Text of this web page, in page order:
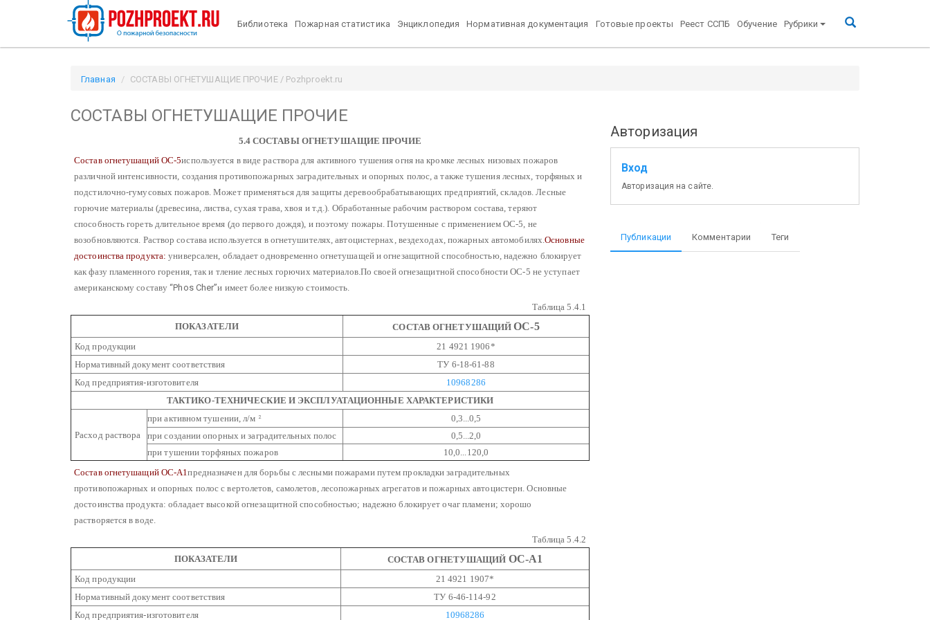
Библиотека Пожарная статистика Энциклопедия Нормативная документация Готовые проекты Реест ССПБ Обучение Рубрики
Главная СОСТАВЫ ОГНЕТУШАЩИЕ ПРОЧИЕ / Pozhproekt.ru
СОСТАВЫ ОГНЕТУШАЩИЕ ПРОЧИЕ
5.4 СОСТАВЫ ОГНЕТУШАЩИЕ ПРОЧИЕ
Состав огнетушащий ОС-5используется в виде раствора для активного тушения огня на кромке лесных низовых пожаров
различной интенсивности, создания противопожарных заградительных и опорных полос, а также тушения лесных, торфяных и
подстилочно-гумусовых пожаров. Может применяться для защиты деревообрабатывающих предприятий, складов. Лесные
горючие материалы (древесина, листва, сухая трава, хвоя и т.д.). Обработанные рабочим раствором состава, теряют
способность гореть длительное время (до первого дождя), и поэтому пожары.Потушенные с применением ОС-5, не
возобновляются. Раствор состава используется в огнетушителях, автоцистернах, вездеходах, пожарных автомобилях.Основные
достоинства продукта: универсален, обладает одновременно огнетушащей и огнезащитной способностью, надежно блокирует
как фазу пламенного горения, так и тление лесных горючих материалов. По своей огнезащитной способности ОС-5 не уступает
американскому составу“Phos Cher”и имеет более низкую стоимость.
Таблица 5.4.1
ПОКАЗАТЕЛИ
СОСТАВ ОГНЕТУШАЩИЙОС-5
Код продукции
21 4921 1906*
Нормативный документ соответствия
ТУ 6-18-61-88
Код предприятия-изготовителя
10968286
ТАКТИКО-ТЕХНИЧЕСКИЕ И ЭКСПЛУАТАЦИОННЫЕ ХАРАКТЕРИСТИКИ
Расход раствора
при активном тушении, л/м 2
0,3...0,5
при создании опорных и заградительных полос
0,5...2,0
при тушении торфяных пожаров
10,0...120,0
Состав огнетушащий ОС-А1предназначен для борьбы с лесными пожарами путем прокладки заградительных
противопожарных и опорных полос с вертолетов, самолетов, лесопожарных агрегатов и пожарных автоцистерн. Основные
достоинства продукта: обладает высокой огнезащитной способностью; надежно блокирует очаг пламени; хорошо
растворяется в воде.
Таблица 5.4.2
ПОКАЗАТЕЛИ
СОСТАВ ОГНЕТУШАЩИЙ ОС-А1
Код продукции
21 4921 1907*
Нормативный документ соответствия
ТУ 6-46-114-92
Код предприятия-изготовителя
10968286
Авторизация
Вход
Авторизация на сайте.
Публикации Комментарии Теги